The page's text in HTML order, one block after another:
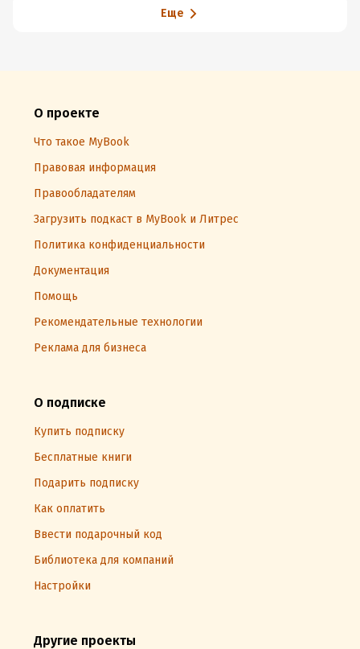
Еще
О проекте
Что такое MyBook
Правовая информация
Правообладателям
Загрузить подкаст в MyBook и Литрес
Политика конфиденциальности
Документация
Помощь
Рекомендательные технологии
Реклама для бизнеса
О подписке
Купить подписку
Бесплатные книги
Подарить подписку
Как оплатить
Ввести подарочный код
Библиотека для компаний
Настройки
Другие проекты